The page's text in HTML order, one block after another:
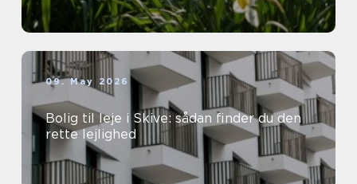
09. May 2026
Bolig til leje i Skive: sådan finder du den
rette lejlighed